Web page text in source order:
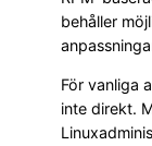
behåller
För vanliga
inte direkt.